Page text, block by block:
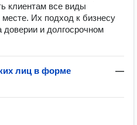
клиентам все виды
Их подход к бизнесу
доверии и долгосрочном
лиц в форме
—